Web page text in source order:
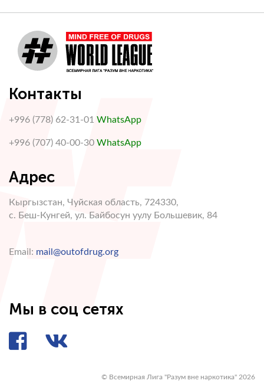
Контакты
+996 (778) 62-31-01 WhatsApp
+996 (707) 40-00-30 WhatsApp
Адрес
Кыргызстан, Чуйская область, 724330,
с. Беш-Кунгей, ул. Байбосун уулу Большевик, 84
Email: mail@outofdrug.org
Мы в соц сетях
© Всемирная Лига "Разум вне наркотика" 2026